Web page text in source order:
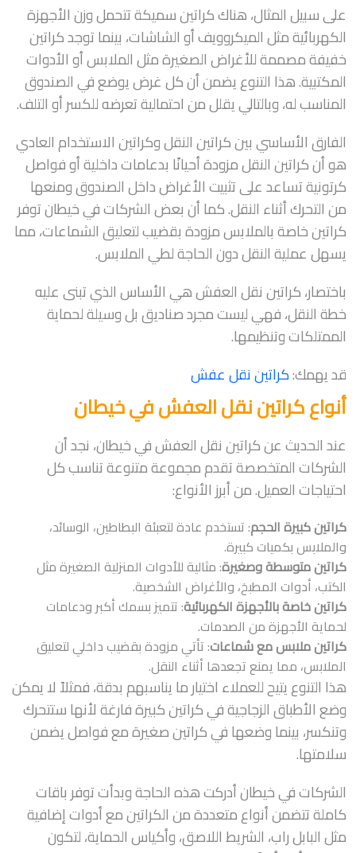
على سبيل المثال، هناك كراتين سميكة تتحمل وزن الأجهزة
الكهربائية مثل الميكروويف أو الشاشات، بينما توجد كراتين
خفيفة مصممة للأغراض الصغيرة مثل الملابس أو الأدوات
المكتبية. هذا التنوع يضمن أن كل غرض يوضع في الصندوق
المناسب له، وبالتالي يقلل من احتمالية تعرضه للكسر أو التلف.
الفارق الأساسي بين كراتين النقل وكراتين الاستخدام العادي
هو أن كراتين النقل مزودة أحيانًا بدعامات داخلية أو فواصل
كرتونية تساعد على تثبيت الأغراض داخل الصندوق ومنعها
من التحرك أثناء النقل. كما أن بعض الشركات في خيطان توفر
كراتين خاصة بالملابس مزودة بقضيب لتعليق الشماعات، مما
يسهل عملية النقل دون الحاجة لطي الملابس.
باختصار، كراتين نقل العفش هي الأساس الذي تبنى عليه
خطة النقل، فهي ليست مجرد صناديق بل وسيلة لحماية
الممتلكات وتنظيمها.
قد يهمك:كراتين نقل عفش
أنواع كراتين نقل العفش في خيطان
عند الحديث عن كراتين نقل العفش في خيطان، نجد أن
الشركات المتخصصة تقدم مجموعة متنوعة تناسب كل
احتياجات العميل. من أبرز الأنواع:
كراتين كبيرة الحجم: تستخدم عادة لتعبئة البطاطين، الوسائد،
والملابس بكميات كبيرة.
كراتين متوسطة وصغيرة: مثالية للأدوات المنزلية الصغيرة مثل
الكتب، أدوات المطبخ، والأغراض الشخصية.
كراتين خاصة بالأجهزة الكهربائية: تتميز بسمك أكبر ودعامات
لحماية الأجهزة من الصدمات.
كراتين ملابس مع شماعات: تأتي مزودة بقضيب داخلي لتعليق
الملابس، مما يمنع تجعدها أثناء النقل.
هذا التنوع يتيح للعملاء اختيار ما يناسبهم بدقة، فمثلاً لا يمكن
وضع الأطباق الزجاجية في كراتين كبيرة فارغة لأنها ستتحرك
وتنكسر، بينما وضعها في كراتين صغيرة مع فواصل يضمن
سلامتها.
الشركات في خيطان أدركت هذه الحاجة وبدأت توفر باقات
كاملة تتضمن أنواع متعددة من الكراتين مع أدوات إضافية
مثل البابل راب، الشريط اللاصق، وأكياس الحماية، لتكون